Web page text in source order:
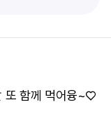
또 함께 먹어융~♡